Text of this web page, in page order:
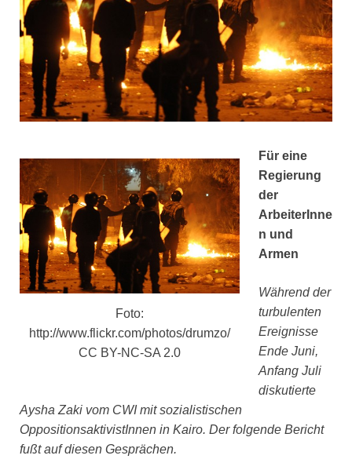
Foto:
http://www.flickr.com/photos/drumzo/
CC BY-NC-SA 2.0
Für eine
Regierung
der
ArbeiterInne
n und
Armen
Während der
turbulenten
Ereignisse
Ende Juni,
Anfang Juli
diskutierte
Aysha Zaki vom CWI mit sozialistischen
OppositionsaktivistInnen in Kairo. Der folgende Bericht
fußt auf diesen Gesprächen.